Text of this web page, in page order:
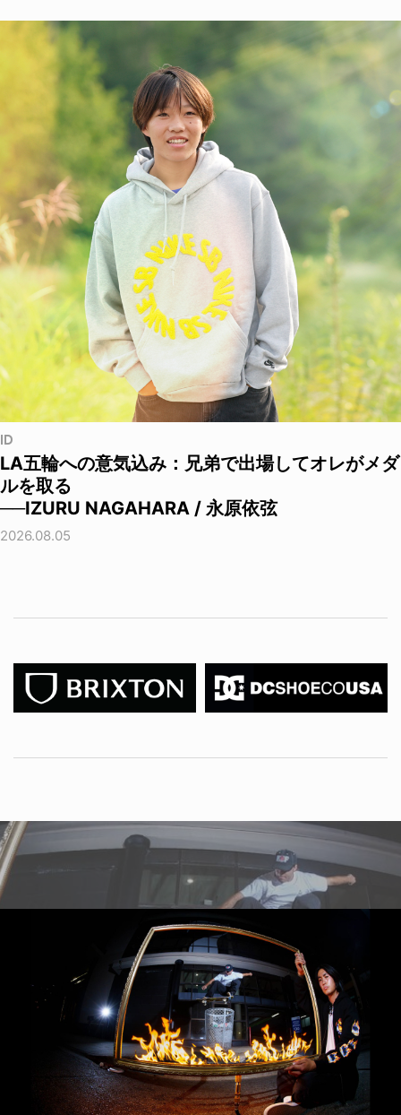
ID
LA五輪への意気込み：兄弟で出場してオレがメダ
ルを取る
──IZURU NAGAHARA / 永原依弦
2026.08.05